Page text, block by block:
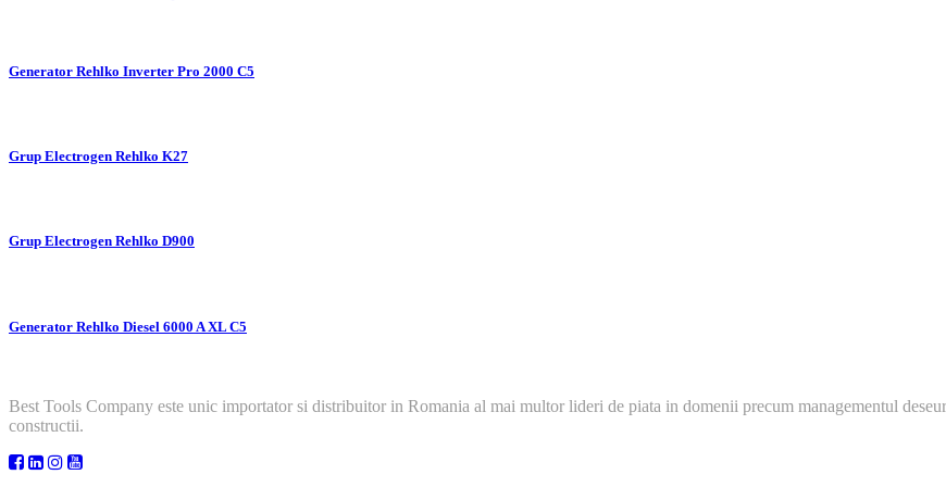
Generator Rehlko Inverter Pro 2000 C5
Grup Electrogen Rehlko K27
Grup Electrogen Rehlko D900
Generator Rehlko Diesel 6000 A XL C5
Best Tools Company este unic importator si distribuitor in Romania al mai multor lideri de piata in domenii precum managementul
constructii.